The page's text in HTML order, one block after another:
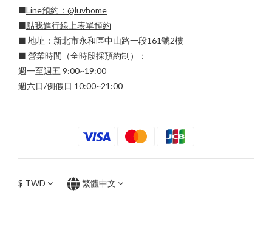
■Line預約： @luvhome
■點我進行線上表單預約
■ 地址：新北市永和區中山路一段161號2樓
■ 營業時間（全時段採預約制）：
週一至週五 9:00~19:00
週六日/例假日 10:00~21:00
$ TWD 繁體中文